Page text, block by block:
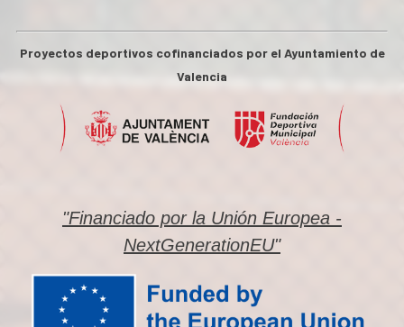
Proyectos deportivos cofinanciados por el Ayuntamiento de
Valencia
"Financiado por la Unión Europea -
NextGenerationEU"